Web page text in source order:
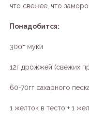
что свежее, что
Понадобится:
300г муки
12г дрожжей (свежих
60-70гг сахарного
1 желток в тесто + 1